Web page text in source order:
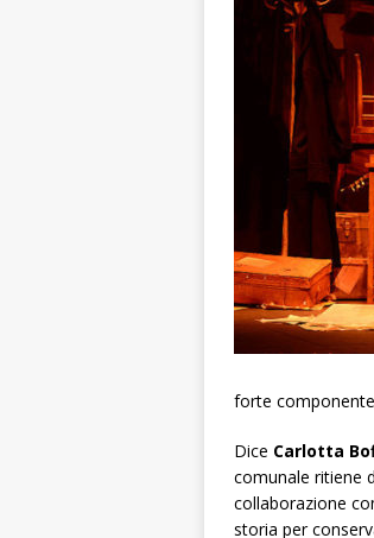
forte
Dice Carlotta
comunale ritiene
collaborazione
storia per